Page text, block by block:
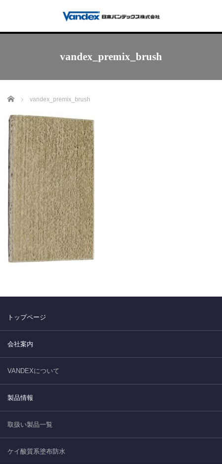
vandex_premix_brush
Home vandex_premix_brush
トップページ
会社案内
VANDEXについて
製品情報
取扱い製品一覧
ケイ酸質系塗布防水